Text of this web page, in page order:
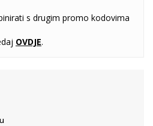
s drugim promo kodovima
OVDJE.